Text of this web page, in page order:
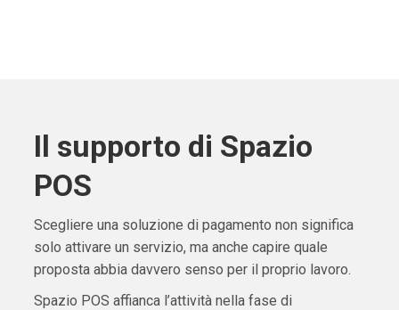
Il supporto di Spazio
POS
Scegliere una soluzione di pagamento non significa
solo attivare un servizio, ma anche capire quale
proposta abbia davvero senso per il proprio lavoro.
Spazio POS affianca l’attività nella fase di